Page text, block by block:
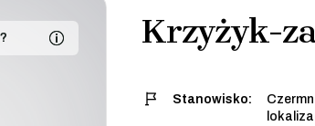
Krzyżyk-
Stanowisko: